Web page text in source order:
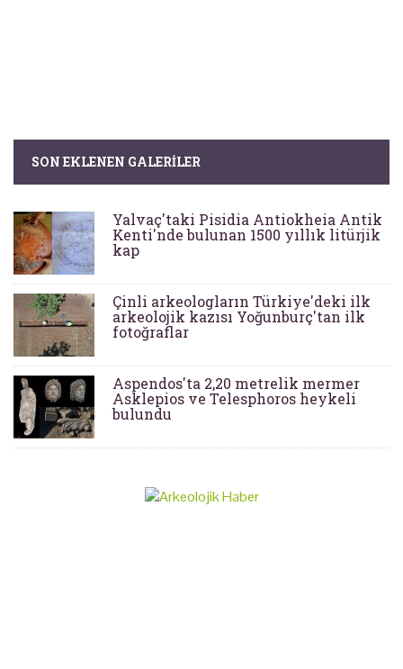
SON EKLENEN GALERILER
Yalvaç'taki Pisidia Antiokheia Antik
Kenti'nde bulunan 1500 yıllık litürjik
kap
Çinli arkeologların Türkiye'deki ilk
arkeolojik kazısı Yoğunburç'tan ilk
fotoğraflar
Aspendos'ta 2,20 metrelik mermer
Asklepios ve Telesphoros heykeli
bulundu